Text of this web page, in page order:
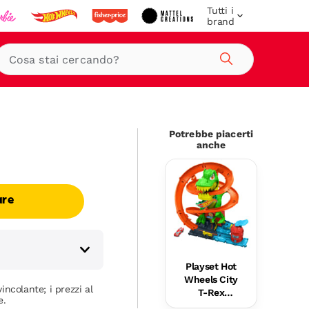
Tutti i
brand
Cerca
i prezzi al
Potrebbe piacerti
anche
Playset Hot
Wheels City
T-Rex
Battaglia